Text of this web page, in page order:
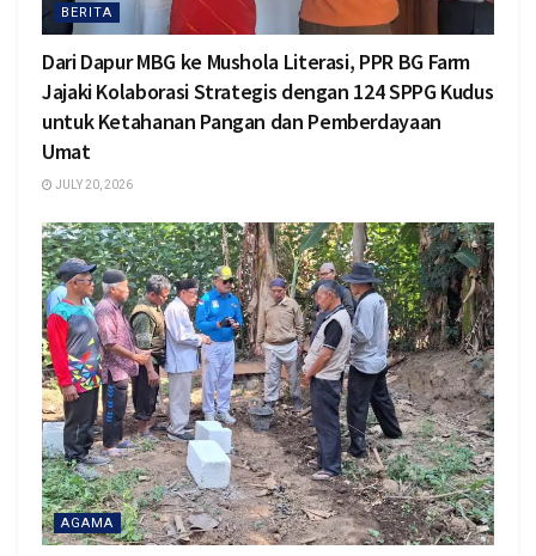
BERITA
Dari Dapur MBG ke Mushola Literasi, PPR BG Farm
Jajaki Kolaborasi Strategis dengan 124 SPPG Kudus
untuk Ketahanan Pangan dan Pemberdayaan
Umat
JULY 20, 2026
AGAMA